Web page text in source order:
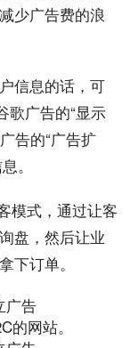
少广告费的浪
信息的话，可
歌广告的“显示
告的“广告扩
。
模式，通过让客
盘，然后让业
下订单。
网站。